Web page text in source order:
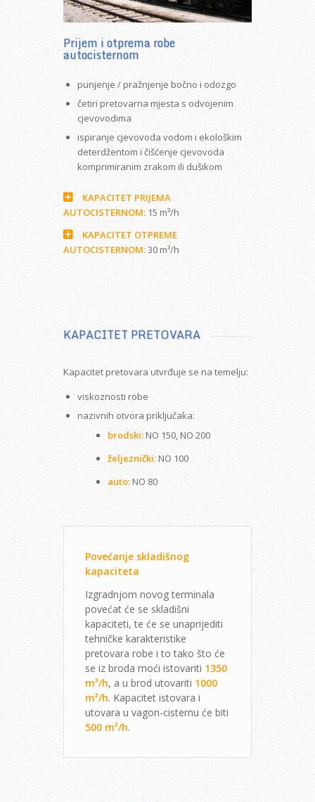
Prijem i otprema robe
autocisternom
punjenje / pražnjenje bočno i odozgo
četiri pretovarna mjesta s odvojenim
cjevovodima
ispiranje cjevovoda vodom i ekološkim
deterdžentom i čišćenje cjevovoda
komprimiranim zrakom ili dušikom
KAPACITET PRIJEMA
AUTOCISTERNOM:15 m³/h
KAPACITET OTPREME
AUTOCISTERNOM:30 m³/h
KAPACITET PRETOVARA
Kapacitet pretovara utvrđuje se na temelju:
viskoznosti robe
nazivnih otvora priključaka:
brodski:NO 150, NO 200
željeznički:NO 100
auto:NO 80
Povećanje skladišnog
kapaciteta
Izgradnjom novog terminala
povećat će se skladišni
kapaciteti, te će se unaprijediti
tehničke karakteristike
pretovara robe i to tako što će
se iz broda moći istovariti 1350
m³/h, a u brod utovariti 1000
m³/h. Kapacitet istovara i
utovara u vagon-cisternu će biti
500 m³/h.